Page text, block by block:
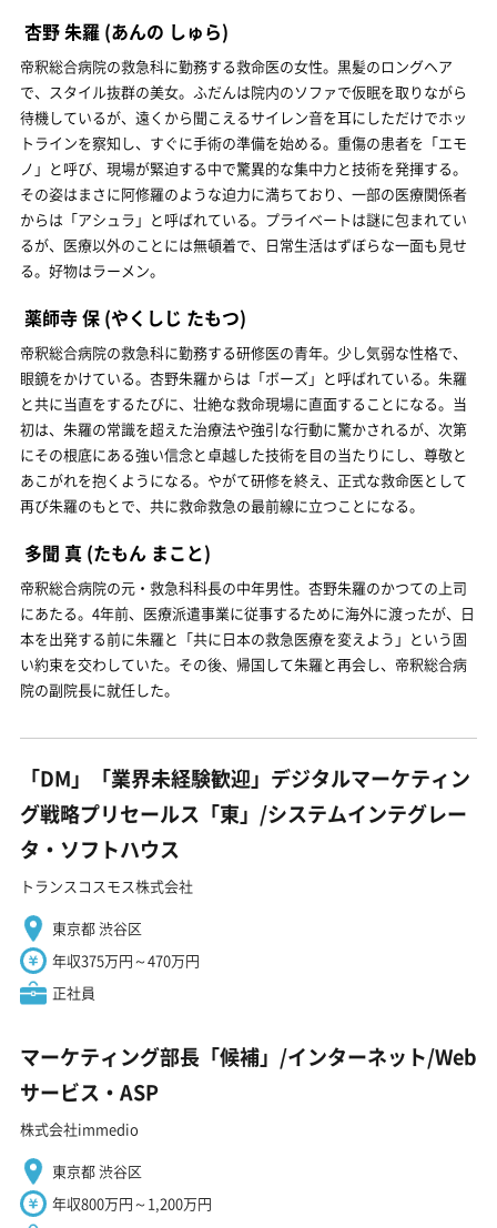
杏野 朱羅 (あんの しゅら)
帝釈総合病院の救急科に勤務する救命医の女性。黒髪のロングヘア
で、スタイル抜群の美女。ふだんは院内のソファで仮眠を取りながら
待機しているが、遠くから聞こえるサイレン音を耳にしただけでホッ
トラインを察知し、すぐに手術の準備を始める。重傷の患者を「エモ
ノ」と呼び、現場が緊迫する中で驚異的な集中力と技術を発揮する。
その姿はまさに阿修羅のような迫力に満ちており、一部の医療関係者
からは「アシュラ」と呼ばれている。プライベートは謎に包まれてい
るが、医療以外のことには無頓着で、日常生活はずぼらな一面も見せ
る。好物はラーメン。
薬師寺 保 (やくしじ たもつ)
帝釈総合病院の救急科に勤務する研修医の青年。少し気弱な性格で、
眼鏡をかけている。杏野朱羅からは「ボーズ」と呼ばれている。朱羅
と共に当直をするたびに、壮絶な救命現場に直面することになる。当
初は、朱羅の常識を超えた治療法や強引な行動に驚かされるが、次第
にその根底にある強い信念と卓越した技術を目の当たりにし、尊敬と
あこがれを抱くようになる。やがて研修を終え、正式な救命医として
再び朱羅のもとで、共に救命救急の最前線に立つことになる。
多聞 真 (たもん まこと)
帝釈総合病院の元・救急科科長の中年男性。杏野朱羅のかつての上司
にあたる。4年前、医療派遣事業に従事するために海外に渡ったが、日
本を出発する前に朱羅と「共に日本の救急医療を変えよう」という固
い約束を交わしていた。その後、帰国して朱羅と再会し、帝釈総合病
院の副院長に就任した。
「DM」「業界未経験歓迎」デジタルマーケティン
グ戦略プリセールス「東」/システムインテグレー
タ・ソフトハウス
トランスコスモス株式会社
東京都 渋谷区
年収375万円～470万円
正社員
マーケティング部長「候補」/インターネット/Web
サービス・ASP
株式会社immedio
東京都 渋谷区
年収800万円～1,200万円